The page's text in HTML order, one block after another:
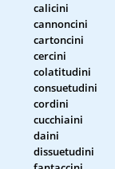
calicini
cannoncini
cartoncini
cercini
colatitudini
consuetudini
cordini
cucchiaini
daini
dissuetudini